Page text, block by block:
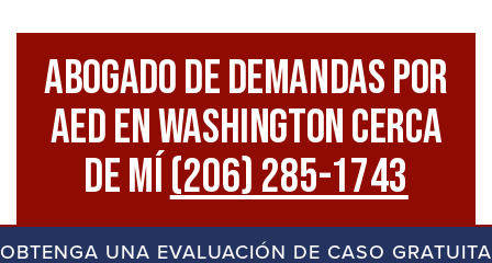
Abogado De Demandas Por
AED En Washington Cerca
De Mí(206) 285-1743
OBTENGA UNA EVALUACIÓN DE CASO GRATUITA